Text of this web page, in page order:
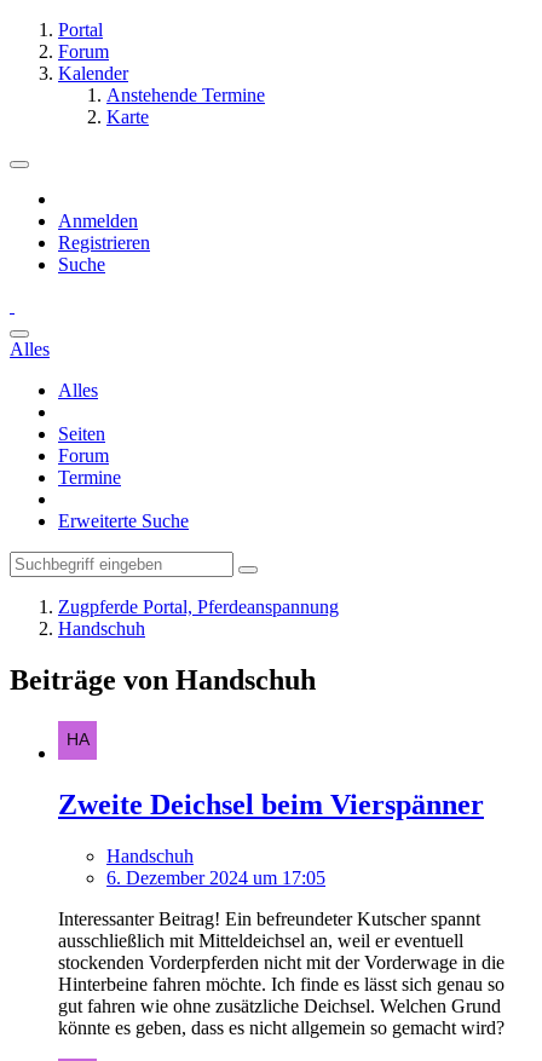
Portal
Forum
Kalender
Anstehende Termine
Karte
Anmelden
Registrieren
Suche
Alles
Alles
Seiten
Forum
Termine
Erweiterte Suche
Zugpferde Portal, Pferdeanspannung
Handschuh
Beiträge von Handschuh
Zweite Deichsel beim Vierspänner
Handschuh
6. Dezember 2024 um 17:05
Interessanter Beitrag! Ein befreundeter Kutscher spannt
ausschließlich mit Mitteldeichsel an, weil er eventuell
stockenden Vorderpferden nicht mit der Vorderwage in die
Hinterbeine fahren möchte. Ich finde es lässt sich genau so
gut fahren wie ohne zusätzliche Deichsel. Welchen Grund
könnte es geben, dass es nicht allgemein so gemacht wird?